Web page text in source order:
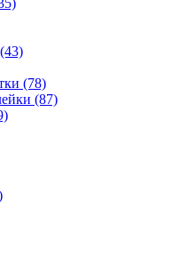
(43)
(78)
(87)